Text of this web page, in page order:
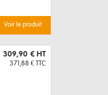
voir le produit
309,90 € HT
371,88 € TTC